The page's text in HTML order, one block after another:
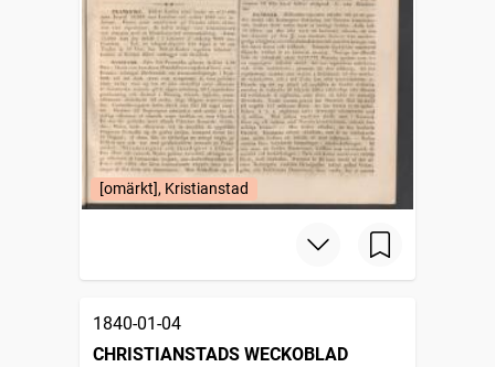
[omärkt], Kristianstad
1840-01-04
CHRISTIANSTADS WECKOBLAD